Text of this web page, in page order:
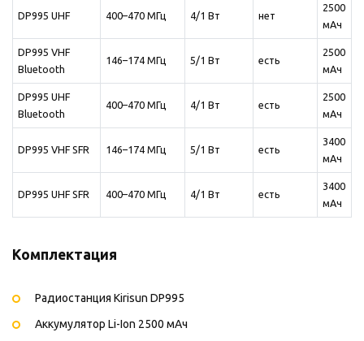
DP995 UHF 400–470 МГц 4/1 Вт нет
2500
мАч
DP995 VHF
Bluetooth
146–174 МГц 5/1 Вт есть
2500
мАч
DP995 UHF
Bluetooth
400–470 МГц 4/1 Вт есть
2500
мАч
DP995 VHF SFR 146–174 МГц 5/1 Вт есть
3400
мАч
DP995 UHF SFR 400–470 МГц 4/1 Вт есть
3400
мАч
Комплектация
Радиостанция Kirisun DP995
Аккумулятор Li-Ion 2500 мАч